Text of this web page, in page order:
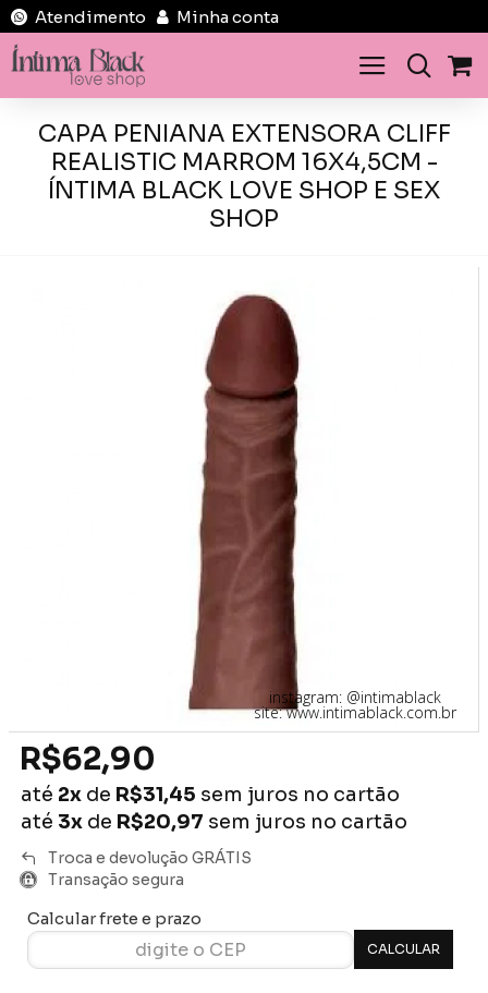
Atendimento Minha conta
CAPA PENIANA EXTENSORA CLIFF
REALISTIC MARROM 16X4,5CM -
ÍNTIMA BLACK LOVE SHOP E SEX
SHOP
instagram: @intimablack
site: www.intimablack.com.br
R$62,90
até 2x de R$31,45 sem juros no cartão
até 3x de R$20,97 sem juros no cartão
Troca e devolução GRÁTIS
Transação segura
Calcular frete e prazo